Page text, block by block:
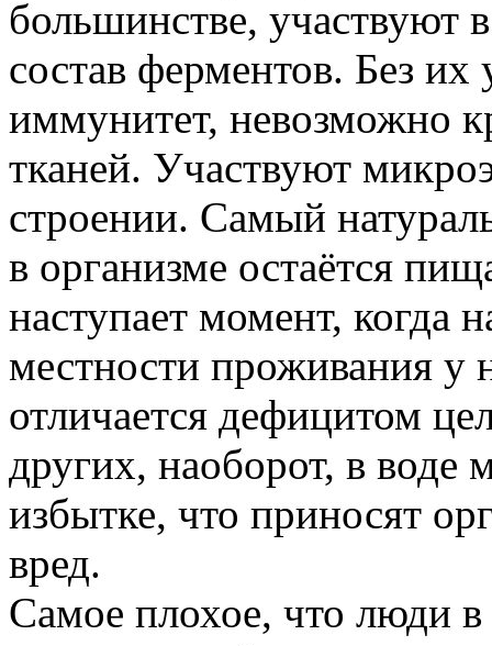
большинстве, участвуют
состав ферментов. Без их
иммунитет, невозможно
тканей. Участвуют
строении. Самый
в организме остаётся
наступает момент, когда
местности проживания у
отличается дефицитом
других, наоборот, в воде
избытке, что приносят
вред.
Самое плохое, что люди